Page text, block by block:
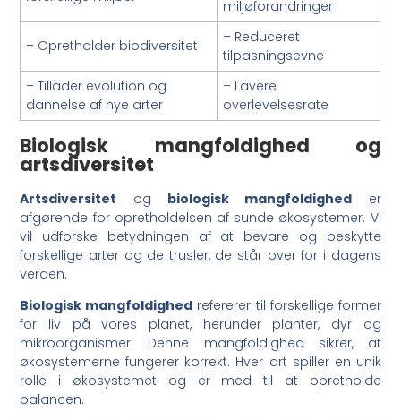
miljøforandringer
– Opretholder biodiversitet
– Reduceret
tilpasningsevne
– Tillader evolution og
dannelse af nye arter
– Lavere
overlevelsesrate
Biologisk mangfoldighed og
artsdiversitet
Artsdiversitet og biologisk mangfoldighed er
afgørende for opretholdelsen af sunde økosystemer. Vi
vil udforske betydningen af at bevare og beskytte
forskellige arter og de trusler, de står over for i dagens
verden.
Biologisk mangfoldighed refererer til forskellige former
for liv på vores planet, herunder planter, dyr og
mikroorganismer. Denne mangfoldighed sikrer, at
økosystemerne fungerer korrekt. Hver art spiller en unik
rolle i økosystemet og er med til at opretholde
balancen.